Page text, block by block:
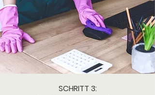
SCHRITT 3: